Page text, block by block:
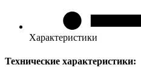
Характеристики
Технические характеристики: